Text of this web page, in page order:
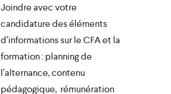
Joindre avec votre
candidature des éléments
d’informations sur le CFA et la
formation : planning de
l’alternance, contenu
pédagogique, rémunération